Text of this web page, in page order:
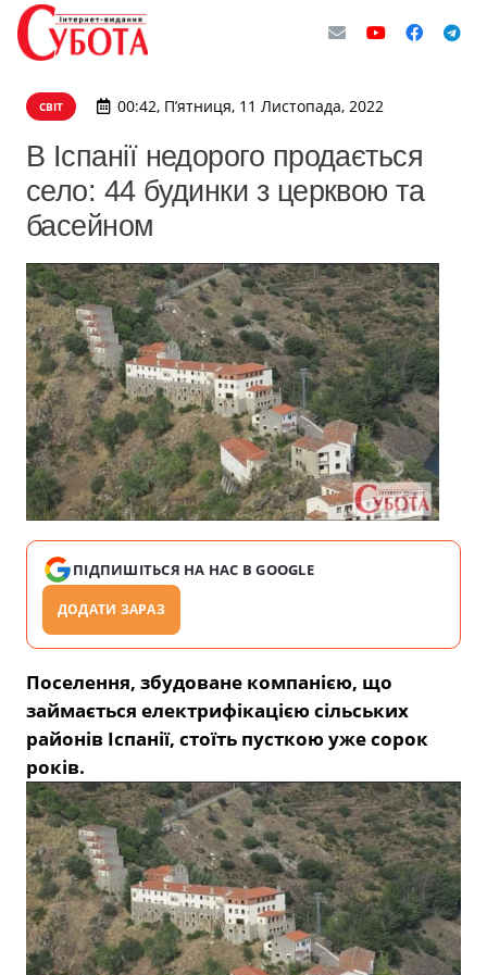
СВІТ 00:42, П’ятниця, 11 Листопада, 2022
В Іспанії недорого продається
село: 44 будинки з церквою та
басейном
ПІДПИШІТЬСЯ НА НАС В GOOGLE
ДОДАТИ ЗАРАЗ
Поселення, збудоване компанією, що
займається електрифікацією сільських
районів Іспанії, стоїть пусткою уже сорок
років.